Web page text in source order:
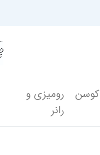
کوسن
رومیزی و
رانر